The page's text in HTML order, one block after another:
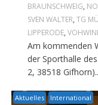
BRAUNSCHWEIG,
SVEN WALTER, TG
LIPPERODE,
Am kommenden
der Sporthalle
2, 38518
Aktuelles International